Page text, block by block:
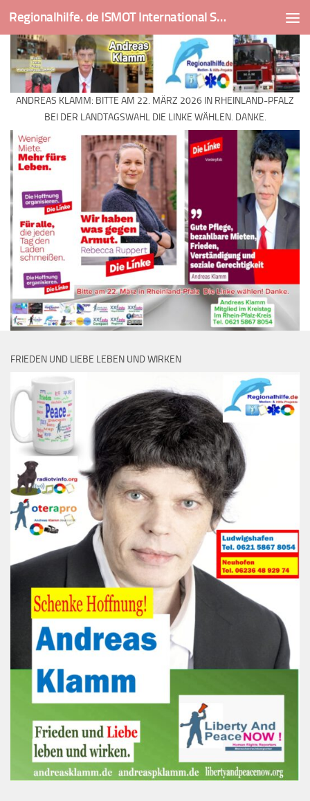
Skip to content Regionalhilfe. de ISMOT International Social And Medical Outreach Team
ANDREAS KLAMM: BITTE AM 22. MÄRZ 2026 IN RHEINLAND-PFALZ
BEI DER LANDTAGSWAHL DIE LINKE WÄHLEN. DANKE.
FRIEDEN UND LIEBE LEBEN UND WIRKEN